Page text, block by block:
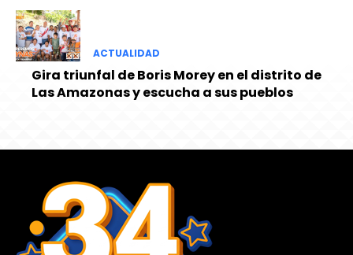
ACTUALIDAD
Gira triunfal de Boris Morey en el distrito de
Las Amazonas y escucha a sus pueblos